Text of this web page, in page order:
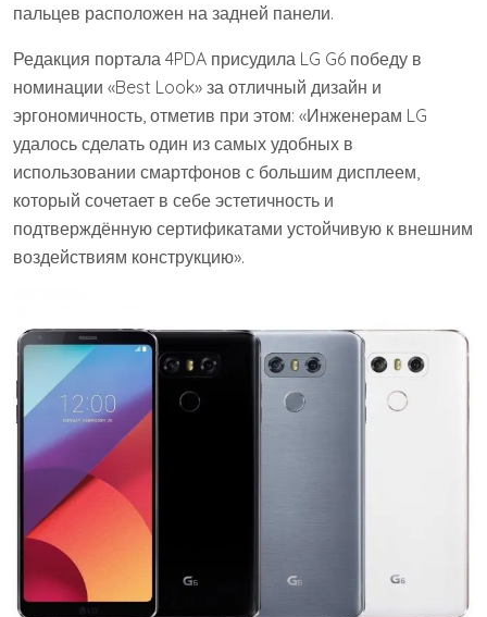
пальцев расположен на задней панели.
Редакция портала 4PDA присудила LG G6 победу в
номинации «Best Look» за отличный дизайн и
эргономичность, отметив при этом: «Инженерам LG
удалось сделать один из самых удобных в
использовании смартфонов с большим дисплеем,
который сочетает в себе эстетичность и
подтверждённую сертификатами устойчивую к внешним
воздействиям конструкцию».